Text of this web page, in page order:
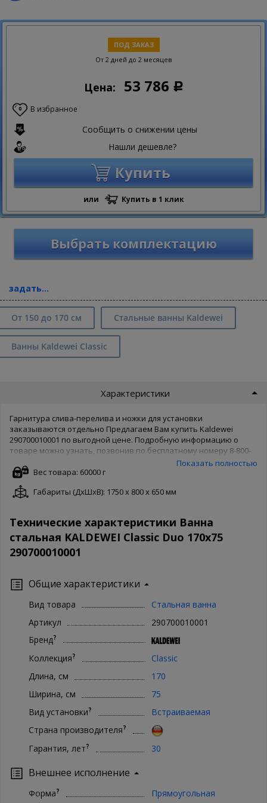
ПОД ЗАКАЗ
От 2 дней до 2 месяцев
Цена: 53 786 Р
0 В избранное
Сообщить о снижении цены
Нашли дешевле?
Купить
или Купить в 1 клик
Выбрать комплектацию
задать...
От 150 до 170 см Стальные ванны Kaldewei
Ванны Kaldewei Classic
Характеристики
Гарнитура слива-перелива и ножки для установки
заказываются отдельно Предлагаем Вам купить Kaldewei
290700010001 по выгодной цене. Подробную информацию о
товаре можно узнать, позвонив по бесплатному номеру 8-800-
500-65-62. Товары производителя известны во всем мире,
поэтому Kaldewei беспокоятся о качестве товара и защищают
его своей гарантией. Чтобы купить Kaldewei 290700010001 в
нашем интернет магазине, Вам достаточно оформить заказ
Показать полностью
Вес товара: 60000 г
Габариты (ДxШxВ): 1750 x 800 x 650 мм
Технические характеристики Ванна
стальная KALDEWEI Classic Duo 170х75
290700010001
Общие характеристики
Вид товара
Стальная ванна
Артикул
290700010001
Бренд?
Коллекция?
Classic
Длина, см
170
Ширина, см
75
Вид установки?
Встраиваемая
Страна производителя?
Гарантия, лет? 30
Внешнее исполнение
Форма? Прямоугольная